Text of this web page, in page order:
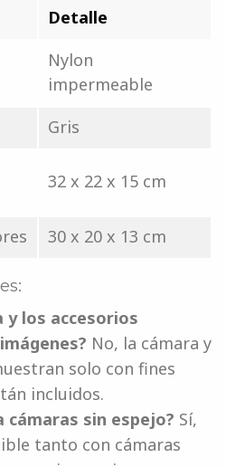
Detalle
Nylon
impermeable
Gris
32 x 22 x 15 cm
30 x 20 x 13 cm
y los accesorios
No, la cámara y
solo con fines
incluidos.
cámaras sin espejo? Sí,
tanto con cámaras